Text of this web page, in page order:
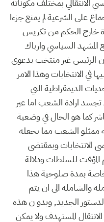
الانتقالي بمختلف مكوناته
على الشرعية لم يمنع جزءا
خارج الحكم من تكريس
السياسي وارباك
الرئيس غير منتخب بدعوى
الانتخابات وهذا الامر
الديمقراطية التي
ارادة الشعب اما عبر
كما هو الحال في وضعية
ممثلو الشعب مما يجعله
الانتخابات وبمقتضى
المؤقت للسلطات ودلالة
بمدة صلوحية هذا
والشاملة الى ان يتم
الجديد, وبدو ن هذه
المستهدف ولا يمكن